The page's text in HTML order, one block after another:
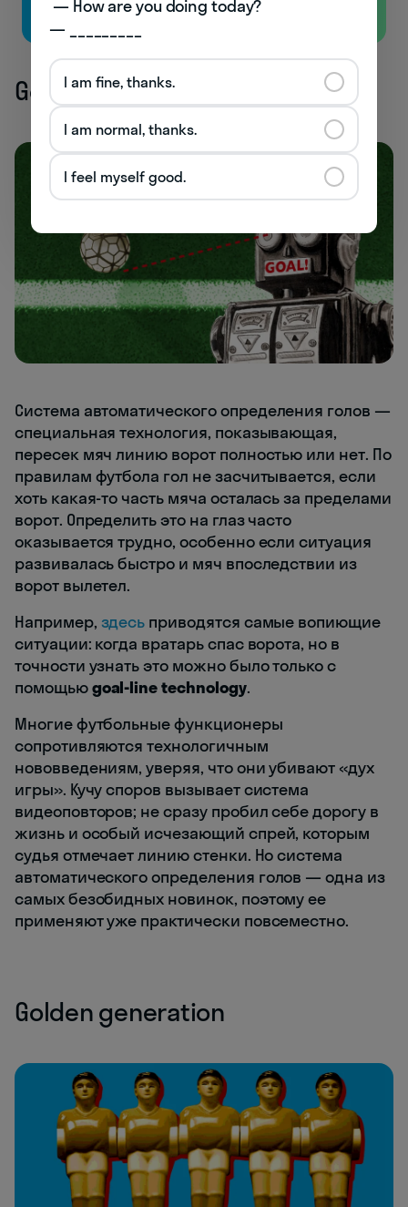
Goal-line technology
Система автоматического определения голов —
специальная технология, показывающая,
пересек мяч линию ворот полностью или нет. По
правилам футбола гол не засчитывается, если
хоть какая-то часть мяча осталась за пределами
ворот. Определить это на глаз часто
оказывается трудно, особенно если ситуация
развивалась быстро и мяч впоследствии из
ворот вылетел.
Например, здесь приводятся самые вопиющие
ситуации: когда вратарь спас ворота, но в
точности узнать это можно было только с
помощьюgoal-line technology.
Многие футбольные функционеры
сопротивляются технологичным
нововведениям, уверяя, что они убивают «дух
игры». Кучу споров вызывает система
видеоповторов; не сразу пробил себе дорогу в
жизнь и особый исчезающий спрей, которым
судья отмечает линию стенки. Но система
автоматического определения голов — одна из
самых безобидных новинок, поэтому ее
применяют уже практически повсеместно.
Golden generation
— _________
I am fine, thanks.
I am normal, thanks.
I feel myself good.